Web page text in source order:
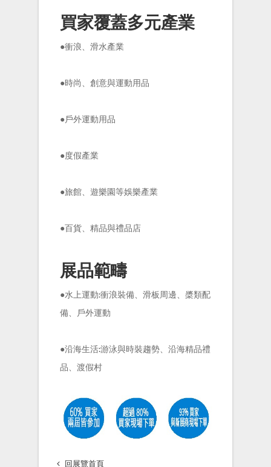
買家覆蓋多元產業
●衝浪、滑水產業
●時尚、創意與運動用品
●戶外運動用品
●度假產業
●旅館、遊樂園等娛樂產業
●百貨、精品與禮品店
展品範疇
●水上運動:衝浪裝備、滑板周邊、槳類配
備、戶外運動
●沿海生活:游泳與時裝趨勢、沿海精品禮
品、渡假村
回展覽首頁